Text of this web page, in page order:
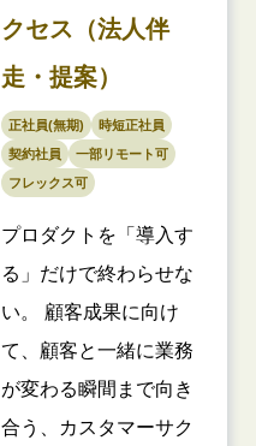
クセス（法人伴
走・提案）
正社員(無期)
時短正社員
契約社員
一部リモート可
フレックス可
プロダクトを「導入す
る」だけで終わらせな
い。 顧客成果に向け
て、顧客と一緒に業務
が変わる瞬間まで向き
合う、カスタマーサク